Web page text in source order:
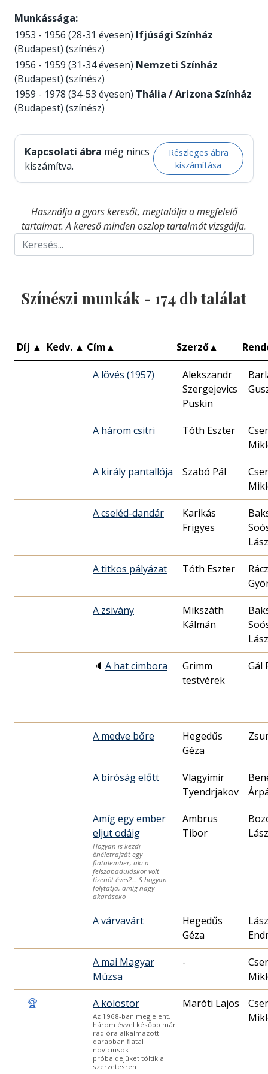
Munkássága:
1953 - 1956 (28-31 évesen) Ifjúsági Színház
(Budapest) (színész) 1
1956 - 1959 (31-34 évesen) Nemzeti Színház
(Budapest) (színész) 1
1959 - 1978 (34-53 évesen) Thália / Arizona Színház
(Budapest) (színész) 1
Kapcsolati ábra még nincs
kiszámítva.
Részleges ábra
kiszámítása
Használja a gyors keresőt, megtalálja a megfelelő
tartalmat. A kereső minden oszlop tartalmát vizsgálja.
Színészi munkák - 174 db találat
Díj ▲ Kedv. ▲ Cím▲ Szerző▲
A lövés (1957)
Alekszandr
Szergejevics
Puskin
A három csitri Tóth Eszter
A király pantallója Szabó Pál
A cseléd-dandár
Karikás
Frigyes
A titkos pályázat Tóth Eszter
Rácz
A zsivány
Mikszáth
Kálmán
🔈 A hat cimbora
Grimm
testvérek
Gál
A medve bőre
Hegedűs
Géza
A bíróság előtt
Vlagyimir
Tyendrjakov
Amíg egy ember
eljut odáig
Hogyan is kezdi
önéletrajzát egy
fiatalember, aki a
felszabaduláskor volt
tizenöt éves?… S hogyan
folytatja, amíg nagy
akarásoko
Ambrus
Tibor
A várvavárt
Hegedűs
Géza
A mai Magyar
Múzsa
-
🏆 A kolostor
Az 1968-ban megjelent,
három évvel később már
rádióra alkalmazott
darabban fiatal
novíciusok
próbaidejüket töltik a
szerzetesren
Maróti Lajos